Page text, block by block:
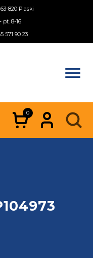
820 Piaski
pt. 8-16
571 90 23
0